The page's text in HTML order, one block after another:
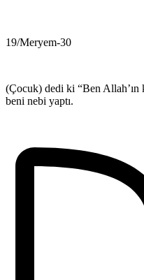
19/Meryem-30
(Çocuk) dedi ki “Ben
beni nebi yaptı.